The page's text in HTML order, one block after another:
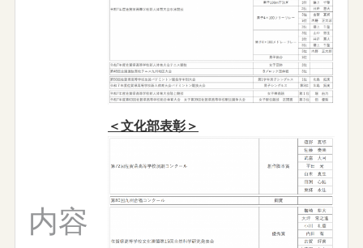
内容
＜文化部表彰＞